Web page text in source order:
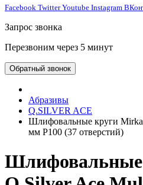
Facebook TwitterYoutube Instagram
Запрос звонка
Перезвоним через 5 минут
Обратный звонок
Абразивы
Q.SILVER ACE
Шлифовальные круги
мм P100 (37 отверстий)